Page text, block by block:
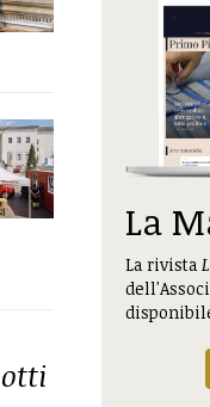
La
La rivista